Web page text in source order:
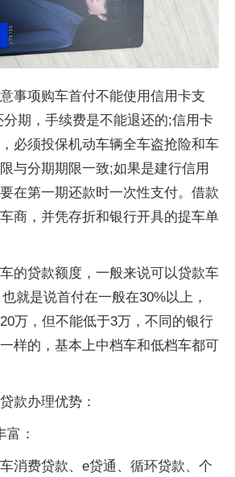
事项购车首付不能使用信用卡支
期，手续费是不能退还的;信用卡
必须投保机动车辆全车盗抢险和车
与分期期限一致;如果是建行信用
在第一期还款时一次性支付。借款
商，并凭存折和银行开具的提车单
的贷款额度，一般来说可以贷款车
就是说首付在一般在30%以上，
万，但不能低于3万，不同的银行
样的，基本上中档车和低档车都可
款办理优势：
富：
消费贷款、e贷通、循环贷款、个